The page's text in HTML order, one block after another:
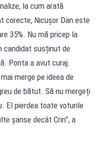
la cum arată
corecte, Nicușor Dan este
35%. Nu mă pricep la
candidat susținut de
Ponta a avut curaj.
merge pe ideea de
de bătut. Să nu mergeți
El pierdea toate voturile
șanse decât Crin”, a